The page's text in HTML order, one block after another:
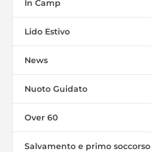
In Camp
Lido Estivo
News
Nuoto Guidato
Over 60
Salvamento e primo soccorso